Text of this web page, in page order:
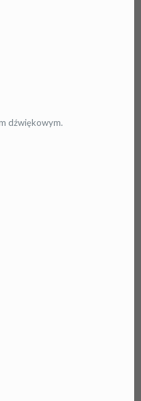
dźwiękowym.